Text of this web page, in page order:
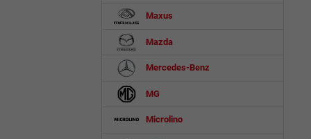
Maxus
Mazda
Mercedes-Benz
MG
Microlino